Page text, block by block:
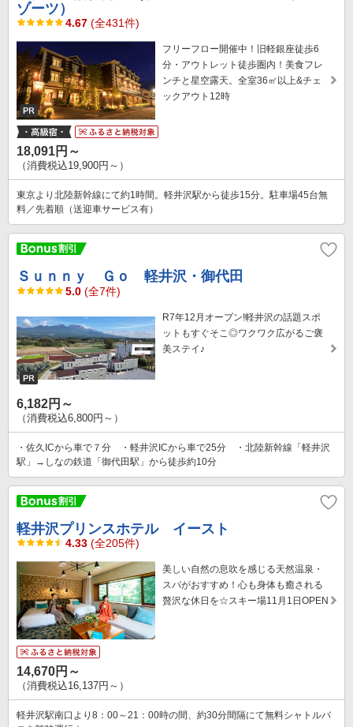
ゾーツ）
4.67 (全431件)
フリーフロー開催中！旧軽銀座徒歩6
分・アウトレット徒歩圏内！美食フレ
ンチと星空露天。全室36㎡以上&チェ
ックアウト12時
18,091円～
（消費税込19,900円～）
東京より北陸新幹線にて約1時間。軽井沢駅から徒歩15分。駐車場45台無
料／先着順（送迎車サービス有）
Ｓｕｎｎｙ Ｇｏ 軽井沢・御代田
5.0 (全7件)
R7年12月オープン!軽井沢の話題スポ
ットもすぐそこ◎ワクワク広がるご褒
美ステイ♪
6,182円～
（消費税込6,800円～）
・佐久ICから車で７分 ・軽井沢ICから車で25分 ・北陸新幹線「軽井沢
駅」→しなの鉄道「御代田駅」から徒歩約10分
軽井沢プリンスホテル イースト
4.33 (全205件)
美しい自然の息吹を感じる天然温泉・
スパがおすすめ！心も身体も癒される
贅沢な休日を☆スキー場11月1日OPEN
14,670円～
（消費税込16,137円～）
軽井沢駅南口より8：00～21：00時の間、約30分間隔にて無料シャトルバ